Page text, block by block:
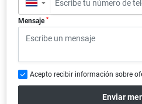
▼
Mensaje *
Acepto recibir información sobre
Enviar